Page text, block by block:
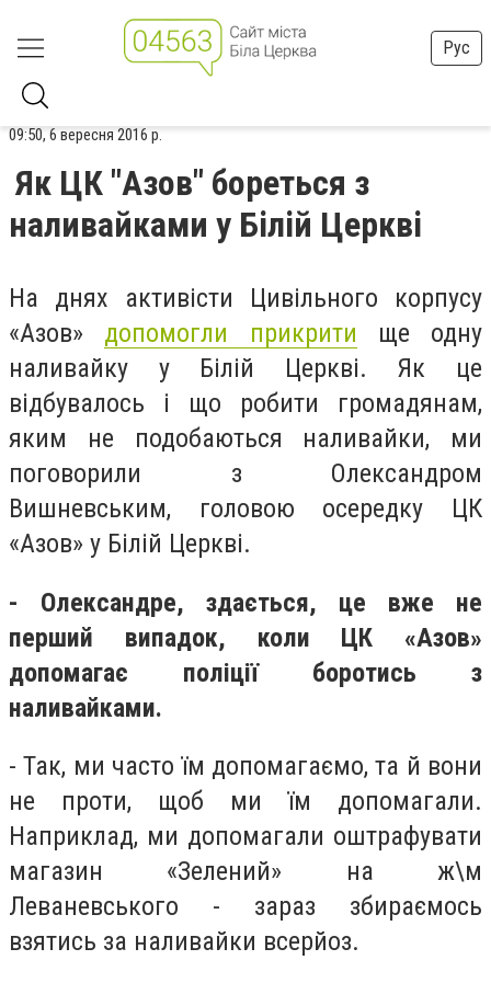
Рус
09:50, 6 вересня 2016 р.
Як ЦК "Азов" бореться з
наливайками у Білій Церкві
На днях активісти Цивільного корпусу
«Азов» допомогли прикрити ще одну
наливайку у Білій Церкві. Як це
відбувалось і що робити громадянам,
яким не подобаються наливайки, ми
поговорили з Олександром
Вишневським, головою осередку ЦК
«Азов» у Білій Церкві.
- Олександре, здається, це вже не
перший випадок, коли ЦК «Азов»
допомагає поліції боротись з
наливайками.
- Так, ми часто їм допомагаємо, та й вони
не проти, щоб ми їм допомагали.
Наприклад, ми допомагали оштрафувати
магазин «Зелений» на ж\м
Леваневського - зараз збираємось
взятись за наливайки всерйоз.